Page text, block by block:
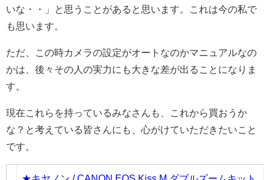
いな・・」と思うことがあると思います。これは今の私で
も思います。
ただ、この時カメラの設定がオートなのかマニュアルなの
かは、後々その人の実力にも大きな差が出ることになりま
す。
現在これらを持っているみなさんも、これから買おうか
な？と考えている皆さんにも、心がけていただきたいこと
です。